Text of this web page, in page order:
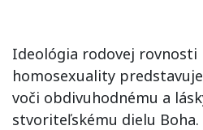
Ideológia rodovej rovnosti
homosexuality
voči obdivuhodnému a
stvoriteľskému dielu